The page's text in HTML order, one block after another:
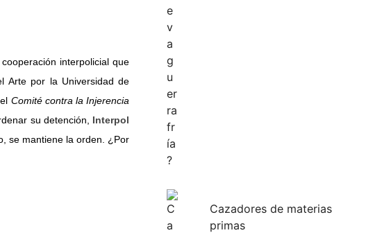
interpolicial que
Arte por la Universidad de
Comité contra la Injerencia
su detención, Interpol
se mantiene la orden. ¿Por
Cazadores de materias
primas